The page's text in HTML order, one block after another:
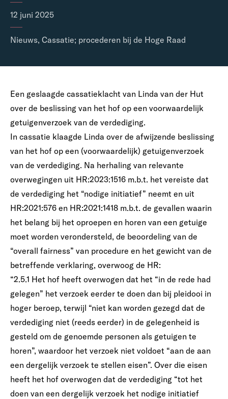
12 juni 2025
Nieuws, Cassatie; procederen bij de Hoge Raad
Een geslaagde cassatieklacht van Linda van der Hut
over de beslissing van het hof op een voorwaardelijk
getuigenverzoek van de verdediging.
In cassatie klaagde Linda over de afwijzende beslissing
van het hof op een (voorwaardelijk) getuigenverzoek
van de verdediging. Na herhaling van relevante
overwegingen uit HR:2023:1516 m.b.t. het vereiste dat
de verdediging het “nodige initiatief” neemt en uit
HR:2021:576 en HR:2021:1418 m.b.t. de gevallen waarin
het belang bij het oproepen en horen van een getuige
moet worden verondersteld, de beoordeling van de
“overall fairness” van procedure en het gewicht van de
betreffende verklaring, overwoog de HR:
“2.5.1 Het hof heeft overwogen dat het “in de rede had
gelegen” het verzoek eerder te doen dan bij pleidooi in
hoger beroep, terwijl “niet kan worden gezegd dat de
verdediging niet (reeds eerder) in de gelegenheid is
gesteld om de genoemde personen als getuigen te
horen”, waardoor het verzoek niet voldoet “aan de aan
een dergelijk verzoek te stellen eisen”. Over die eisen
heeft het hof overwogen dat de verdediging “tot het
doen van een dergelijk verzoek het nodige initiatief